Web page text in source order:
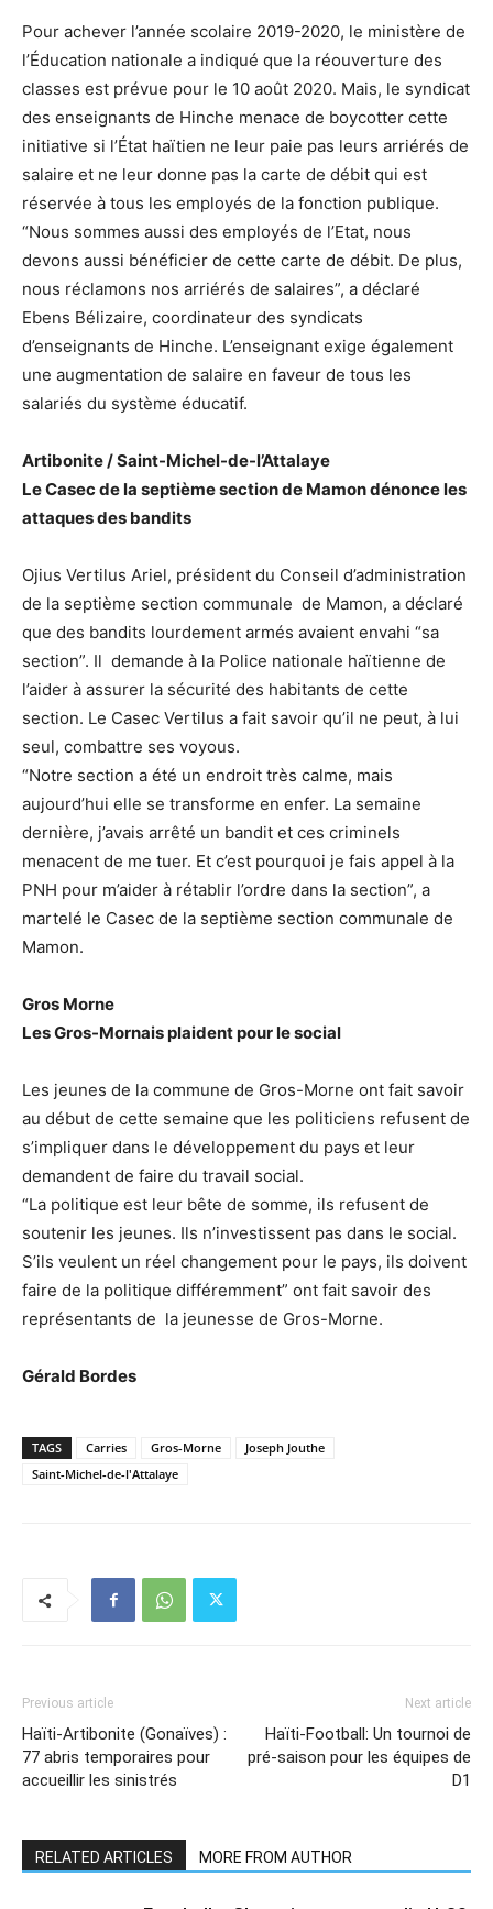
Pour achever l’année scolaire 2019-2020, le ministère de
l’Éducation nationale a indiqué que la réouverture des
classes est prévue pour le 10 août 2020. Mais, le syndicat
des enseignants de Hinche menace de boycotter cette
initiative si l’État haïtien ne leur paie pas leurs arriérés de
salaire et ne leur donne pas la carte de débit qui est
réservée à tous les employés de la fonction publique.
“Nous sommes aussi des employés de l’Etat, nous
devons aussi bénéficier de cette carte de débit. De plus,
nous réclamons nos arriérés de salaires”, a déclaré
Ebens Bélizaire, coordinateur des syndicats
d’enseignants de Hinche. L’enseignant exige également
une augmentation de salaire en faveur de tous les
salariés du système éducatif.
Artibonite / Saint-Michel-de-l’Attalaye
Le Casec de la septième section de Mamon dénonce les
attaques des bandits
Ojius Vertilus Ariel, président du Conseil d’administration
de la septième section communale de Mamon, a déclaré
que des bandits lourdement armés avaient envahi “sa
section”. Il demande à la Police nationale haïtienne de
l’aider à assurer la sécurité des habitants de cette
section. Le Casec Vertilus a fait savoir qu’il ne peut, à lui
seul, combattre ses voyous.
“Notre section a été un endroit très calme, mais
aujourd’hui elle se transforme en enfer. La semaine
dernière, j’avais arrêté un bandit et ces criminels
menacent de me tuer. Et c’est pourquoi je fais appel à la
PNH pour m’aider à rétablir l’ordre dans la section”, a
martelé le Casec de la septième section communale de
Mamon.
Gros Morne
Les Gros-Mornais plaident pour le social
Les jeunes de la commune de Gros-Morne ont fait savoir
au début de cette semaine que les politiciens refusent de
s’impliquer dans le développement du pays et leur
demandent de faire du travail social.
“La politique est leur bête de somme, ils refusent de
soutenir les jeunes. Ils n’investissent pas dans le social.
S’ils veulent un réel changement pour le pays, ils doivent
faire de la politique différemment” ont fait savoir des
représentants de la jeunesse de Gros-Morne.
Gérald Bordes
TAGS Carries Gros-Morne
Joseph Jouthe
Saint-Michel-de-l'Attalaye
Previous article
Haïti-Artibonite (Gonaïves) :
77 abris temporaires pour
accueillir les sinistrés
Next article
Haïti-Football: Un tournoi de
pré-saison pour les équipes de
D1
RELATED ARTICLES MORE FROM AUTHOR